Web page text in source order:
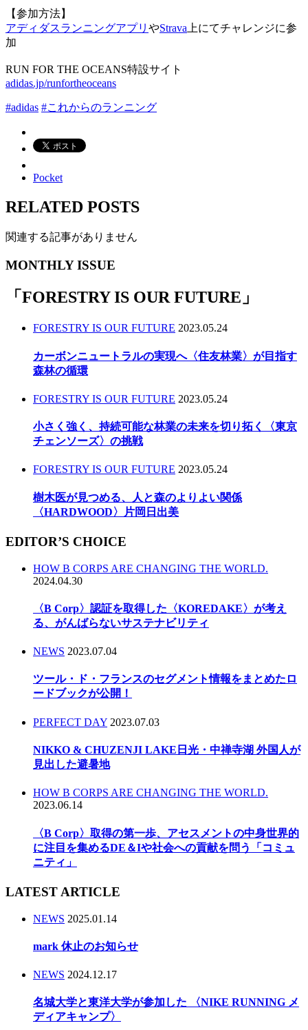
【参加方法】
アディダスランニングアプリ やStrava 上にてチャレンジに参
加
RUN FOR THE OCEANS特設サイト
adidas.jp/runfortheoceans
#adidas #これからのランニング
Pocket
RELATED POSTS
関連する記事がありません
MONTHLY ISSUE
「 FORESTRY IS OUR FUTURE 」
FORESTRY IS OUR FUTURE 2023.05.24
カーボンニュートラルの実現へ〈住友林業〉が目指す
森林の循環
FORESTRY IS OUR FUTURE 2023.05.24
小さく強く、持続可能な林業の未来を切り拓く〈東京
チェンソーズ〉の挑戦
FORESTRY IS OUR FUTURE 2023.05.24
樹木医が見つめる、人と森のよりよい関係
〈HARDWOOD〉片岡日出美
EDITOR’S CHOICE
HOW B CORPS ARE CHANGING THE WORLD.
2024.04.30
〈B Corp〉認証を取得した〈KOREDAKE〉が考え
る、がんばらないサステナビリティ
NEWS 2023.07.04
ツール・ド・フランスのセグメント情報をまとめたロ
ードブックが公開！
PERFECT DAY 2023.07.03
NIKKO & CHUZENJI LAKE日光・中禅寺湖 外国人が
見出した避暑地
HOW B CORPS ARE CHANGING THE WORLD.
2023.06.14
〈B Corp〉取得の第一歩、アセスメントの中身世界的
に注目を集めるDE＆Iや社会への貢献を問う「コミュ
ニティ」
LATEST ARTICLE
NEWS 2025.01.14
mark 休止のお知らせ
NEWS 2024.12.17
名城大学と東洋大学が参加した 〈NIKE RUNNING メ
ディアキャンプ〉